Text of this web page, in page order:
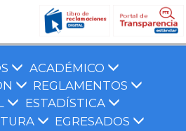
ACADÉMICO
REGLAMENTOS
ESTADÍSTICA
EGRESADOS